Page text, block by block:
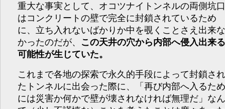
重大な事実として、オコツナイトンネルの両側坑
はコンクリートの壁で完全に封鎖されているため
に、立ち入れないばかりか中を覗くことさえ出来
かったのだが、 この天井の穴から内部へ侵入出来
可能性が生じていた。
これまで各地の探索で永久的手段によって封鎖さ
たトンネルに出会った際に、「再び内部へ入るた
には災害か何かで壁が壊されなければ無理だ」な